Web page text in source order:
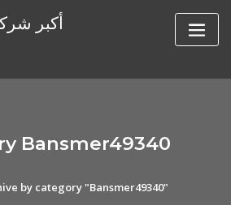
أكبر
Bansmer49340
by category "Bansmer49340"